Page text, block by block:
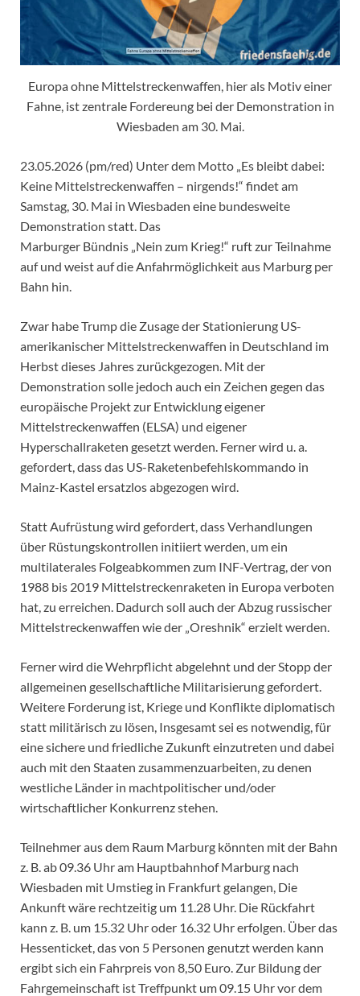
Europa ohne Mittelstreckenwaffen, hier als Motiv einer
Fahne, ist zentrale Fordereung bei der Demonstration in
Wiesbaden am 30. Mai.
23.05.2026 (pm/red) Unter dem Motto „Es bleibt dabei:
Keine Mittelstreckenwaffen – nirgends!“ findet am
Samstag, 30. Mai in Wiesbaden eine bundesweite
Demonstration statt. Das
Marburger Bündnis „Nein zum Krieg!“ ruft zur Teilnahme
auf und weist auf die Anfahrmöglichkeit aus Marburg per
Bahn hin.
Zwar habe Trump die Zusage der Stationierung US-
amerikanischer Mittelstreckenwaffen in Deutschland im
Herbst dieses Jahres zurückgezogen. Mit der
Demonstration solle jedoch auch ein Zeichen gegen das
europäische Projekt zur Entwicklung eigener
Mittelstreckenwaffen (ELSA) und eigener
Hyperschallraketen gesetzt werden. Ferner wird u. a.
gefordert, dass das US-Raketenbefehlskommando in
Mainz-Kastel ersatzlos abgezogen wird.
Statt Aufrüstung wird gefordert, dass Verhandlungen
über Rüstungskontrollen initiiert werden, um ein
multilaterales Folgeabkommen zum INF-Vertrag, der von
1988 bis 2019 Mittelstreckenraketen in Europa verboten
hat, zu erreichen. Dadurch soll auch der Abzug russischer
Mittelstreckenwaffen wie der „Oreshnik“ erzielt werden.
Ferner wird die Wehrpflicht abgelehnt und der Stopp der
allgemeinen gesellschaftliche Militarisierung gefordert.
Weitere Forderung ist, Kriege und Konflikte diplomatisch
statt militärisch zu lösen, Insgesamt sei es notwendig, für
eine sichere und friedliche Zukunft einzutreten und dabei
auch mit den Staaten zusammenzuarbeiten, zu denen
westliche Länder in machtpolitischer und/oder
wirtschaftlicher Konkurrenz stehen.
Teilnehmer aus dem Raum Marburg könnten mit der Bahn
z. B. ab 09.36 Uhr am Hauptbahnhof Marburg nach
Wiesbaden mit Umstieg in Frankfurt gelangen, Die
Ankunft wäre rechtzeitig um 11.28 Uhr. Die Rückfahrt
kann z. B. um 15.32 Uhr oder 16.32 Uhr erfolgen. Über das
Hessenticket, das von 5 Personen genutzt werden kann
ergibt sich ein Fahrpreis von 8,50 Euro. Zur Bildung der
Fahrgemeinschaft ist Treffpunkt um 09.15 Uhr vor dem